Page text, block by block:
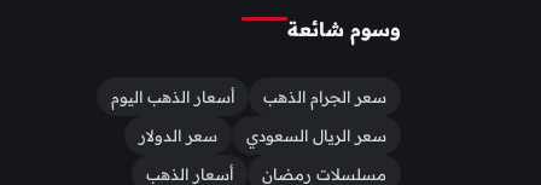
وسوم شائعة
سعر الجرام الذهب
أسعار الذهب اليوم
سعر الريال السعودي
سعر الدولار
مسلسلات رمضان
أسعار الذهب